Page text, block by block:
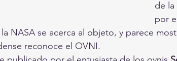
de la
por
NASA se acerca al objeto, y parece
reconoce el OVNI.